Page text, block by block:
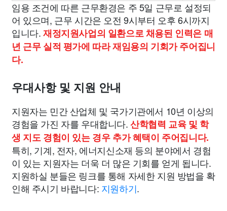
임용 조건에 따른 근무환경은 주 5일 근무로 설정되
어 있으며, 근무 시간은 오전 9시부터 오후 6시까지
입니다.재정지원사업의 일환으로 채용된 인력은 매
년 근무 실적 평가에 따라 재임용의 기회가 주어집니
다.
우대사항 및 지원 안내
지원자는 민간 산업체 및 국가기관에서 10년 이상의
경험을 가진 자를 우대합니다.산학협력 교육 및 학
생 지도 경험이 있는 경우 추가 혜택이 주어집니다.
특히, 기계, 전자, 에너지신소재 등의 분야에서 경험
이 있는 지원자는 더욱 더 많은 기회를 얻게 됩니다.
지원하실 분들은 링크를 통해 자세한 지원 방법을 확
인해 주시기 바랍니다: 지원하기.